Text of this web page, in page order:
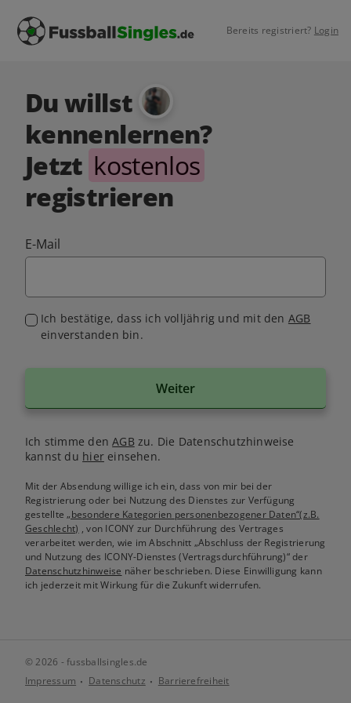
Bereits registriert? Login
Du willst
kennenlernen?
Jetzt kostenlos
registrieren
E-Mail
Ich bestätige, dass ich volljährig und mit den AGB
einverstanden bin.
Weiter
Ich stimme denAGB zu. Die Datenschutzhinweise
kannst du hiereinsehen.
Mit der Absendung willige ich ein, dass von mir bei der
Registrierung oder bei Nutzung des Dienstes zur Verfügung
gestellte„besondere Kategorien personenbezogener Daten“(z.B.
Geschlecht) , von ICONY zur Durchführung des Vertrages
verarbeitet werden, wie im Abschnitt „Abschluss der Registrierung
und Nutzung des ICONY-Dienstes (Vertragsdurchführung)“ der
Datenschutzhinweise näher beschrieben. Diese Einwilligung kann
ich jederzeit mit Wirkung für die Zukunft widerrufen.
© 2026 - fussballsingles.de
Impressum
Datenschutz Barrierefreiheit